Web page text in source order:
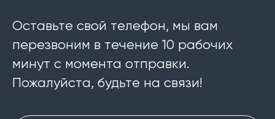
Оставьте свой телефон, мы вам
перезвоним в течение 10 рабочих
минут с момента отправки.
Пожалуйста, будьте на связи!